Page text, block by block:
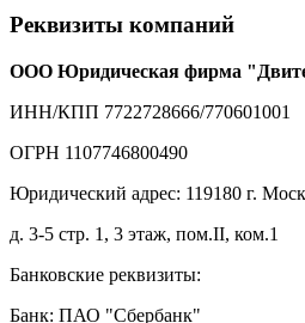
Реквизиты компаний
ООО Юридическая фирма
ИНН/КПП 7722728666/770601001
ОГРН 1107746800490
Юридический адрес: 119180 г.
д. 3-5 стр. 1, 3 этаж, пом.II, ком.1
Банковские реквизиты:
Банк: ПАО "Сбербанк"